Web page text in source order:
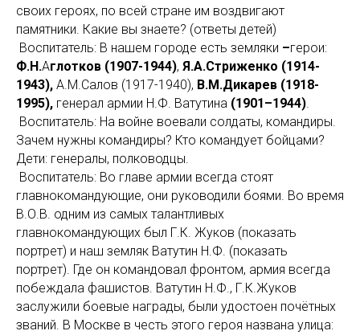
своих героях, по всей стране им воздвигают
памятники. Какие вы знаете? (ответы детей)
Воспитатель: В нашем городе есть земляки –герои:
Ф.Н.Аглотков (1907-1944), Я.А.Стриженко (1914-
1943), А.М.Салов (1917-1940), В.М.Дикарев (1918-
1995), генерал армии Н.Ф. Ватутина (1901–1944).
Воспитатель: На войне воевали солдаты, командиры.
Зачем нужны командиры? Кто командует бойцами?
Дети: генералы, полководцы.
Воспитатель: Во главе армии всегда стоят
главнокомандующие, они руководили боями. Во время
В.О.В. одним из самых талантливых
главнокомандующих был Г.К. Жуков (показать
портрет) и наш земляк Ватутин Н.Ф. (показать
портрет). Где он командовал фронтом, армия всегда
побеждала фашистов. Ватутин Н.Ф., Г.К.Жуков
заслужили боевые награды, были удостоен почётных
званий. В Москве в честь этого героя названа улица: